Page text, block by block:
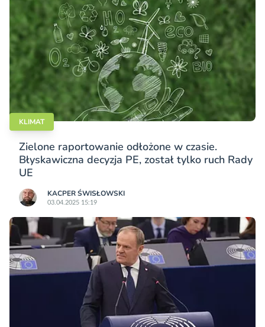
KLIMAT
Zielone raportowanie odłożone w czasie.
Błyskawiczna decyzja PE, został tylko ruch Rady
UE
KACPER ŚWISŁO­WSKI
03.04.2025 15:19